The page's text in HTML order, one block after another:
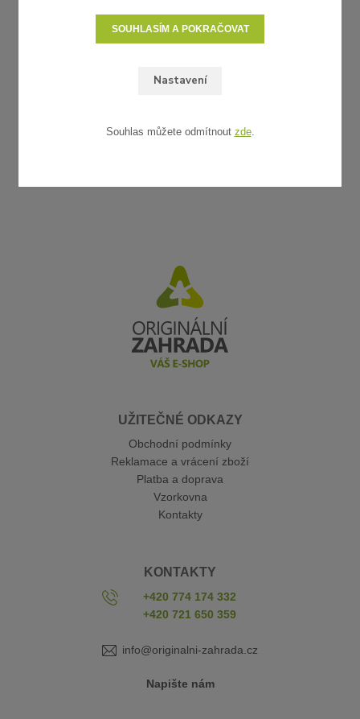
UŽITEČNÉ ODKAZY
Obchodní podmínky
Reklamace a vrácení zboží
Platba a doprava
Vzorkovna
Kontakty
KONTAKTY
+420 774 174 332
+420 721 650 359
info@originalni-zahrada.cz
Napište nám
Nastavení
SOUHLASÍM A POKRAČOVAT
Souhlas můžete odmítnout zde.